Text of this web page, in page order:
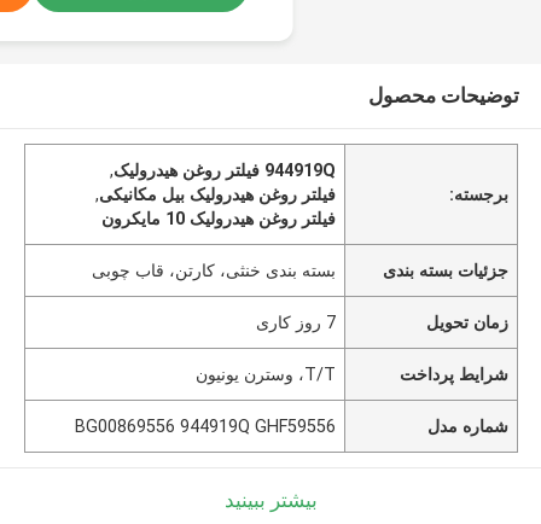
توضیحات محصول
برجسته:
944919Q فیلتر روغن هیدرولیک
,
فیلتر روغن هیدرولیک بیل مکانیکی,
فیلتر روغن هیدرولیک 10 مایکرون
جزئیات بسته بندی بسته بندی خنثی، کارتن، قاب چوبی
زمان تحویل 7 روز کاری
شرایط پرداخت T/T، وسترن یونیون
شماره مدل BG00869556 944919Q GHF59556
بیشتر ببینید